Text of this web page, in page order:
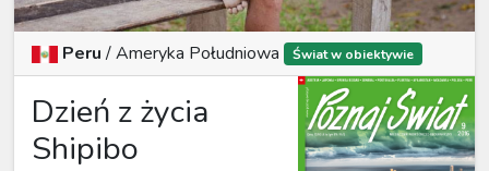
Peru/Ameryka Południowa Świat w obiektywie
Dzień z życia
Shipibo